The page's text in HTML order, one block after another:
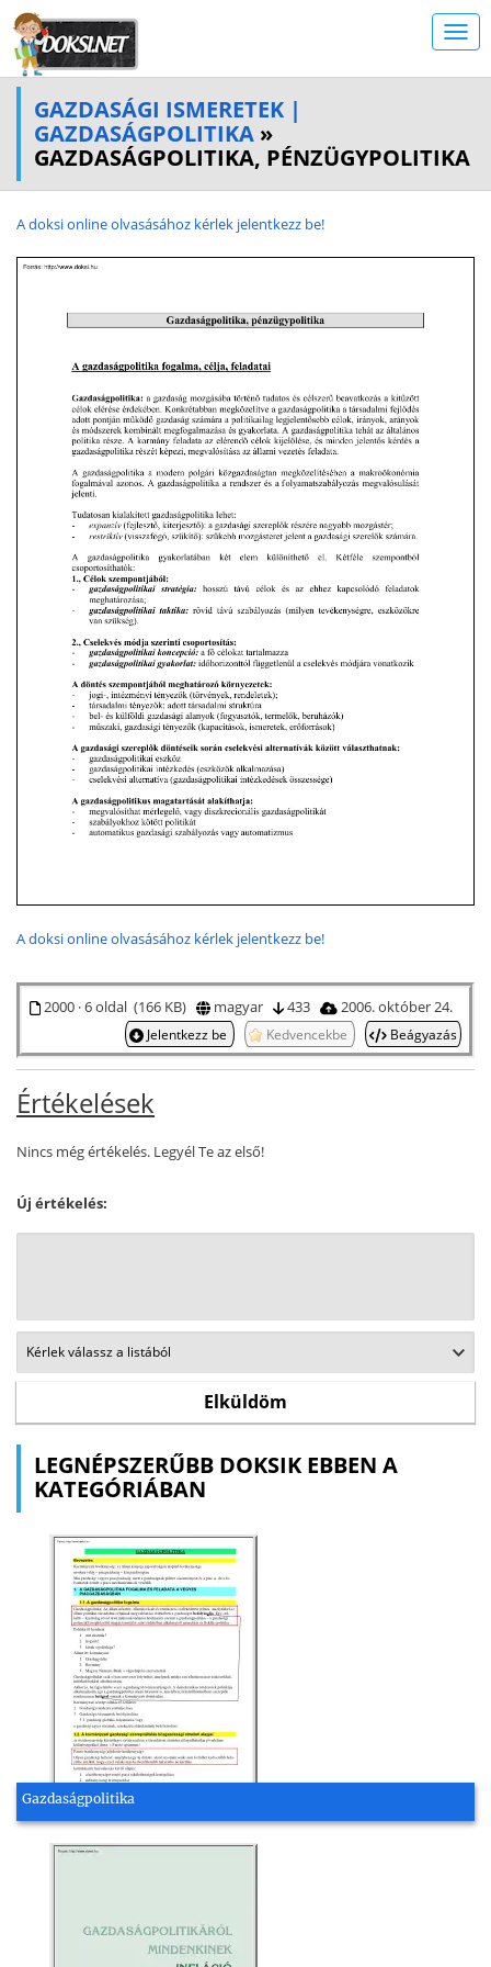
GAZDASÁGI ISMERETEK |
GAZDASÁGPOLITIKA »
GAZDASÁGPOLITIKA, PÉNZÜGYPOLITIKA
A doksi online olvasásához kérlek jelentkezz be!
A doksi online olvasásához kérlek jelentkezz be!
2000 · 6 oldal (166 KB) magyar 433 2006. október 24.
Jelentkezz be Kedvencekbe Beágyazás
Értékelések
Nincs még értékelés. Legyél Te az első!
Új értékelés:
LEGNÉPSZERŰBB DOKSIK EBBEN A
KATEGÓRIÁBAN
Gazdaságpolitika